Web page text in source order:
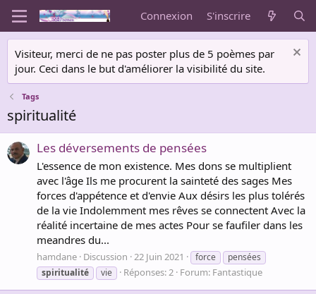
Connexion S'inscrire
Visiteur, merci de ne pas poster plus de 5 poèmes par
jour. Ceci dans le but d'améliorer la visibilité du site.
Tags
spiritualité
Les déversements de pensées
L'essence de mon existence. Mes dons se multiplient
avec l'âge Ils me procurent la sainteté des sages Mes
forces d'appétence et d'envie Aux désirs les plus tolérés
de la vie Indolemment mes rêves se connectent Avec la
réalité incertaine de mes actes Pour se faufiler dans les
meandres du...
hamdane Discussion 22 Juin 2021 force
pensées
spiritualité
vie Réponses: 2 Forum: Fantastique